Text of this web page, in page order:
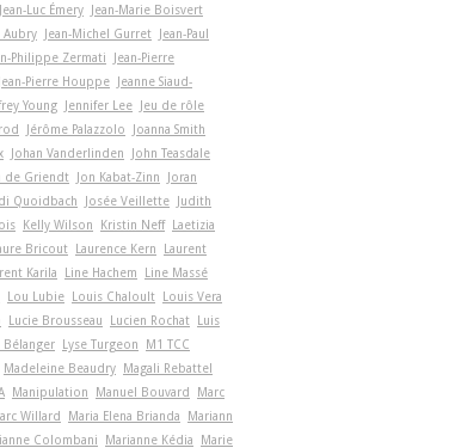
Jean-Luc Émery Jean-Marie Boisvert
Aubry Jean-Michel Gurret Jean-Paul
Philippe Zermati
Jean-Pierre
Jean-Pierre Houppe Jeanne Siaud-
Young Jennifer Lee Jeu de rôle
Jérôme Palazzolo
Joanna Smith
Johan Vanderlinden
John Teasdale
de Griendt Jon Kabat-Zinn
Joran
Quoidbach Josée Veillette Judith
Kelly Wilson Kristin Neff Laetizia
Bricout Laurence Kern
Laurent
Karila Line Hachem
Line Massé
Lou Lubie Louis Chaloult Louis Vera
Lucie Brousseau Lucien Rochat Luis
Bélanger Lyse Turgeon
M1 TCC
Madeleine Beaudry Magali Rebattel
Manipulation Manuel Bouvard
Marc
Willard Maria Elena Brianda
Mariann
Colombani Marianne Kédia
Marie